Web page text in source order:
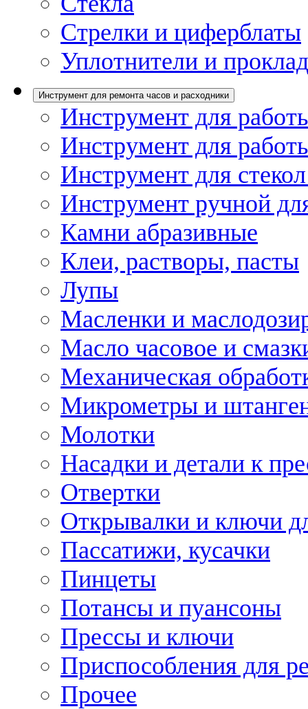
Стрелки и циферблаты
Уплотнители и
Инструмент для ремонта часов и расходники
Инструмент для
Инструмент для
Инструмент для
Инструмент ручной
Камни абразивные
Клеи, растворы, пасты
Лупы
Масленки и
Масло часовое и
Механическая
Микрометры и
Молотки
Насадки и детали к
Отвертки
Открывалки и ключи
Пассатижи, кусачки
Пинцеты
Потансы и пуансоны
Прессы и ключи
Приспособления для
Прочее